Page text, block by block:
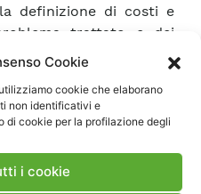
Cookie
cookie che elaborano
non identificativi e
di cookie per la profilazione degli
i cookie
definizione di costi e
trattato e dei
i risultati di calcolo.
sono stati analizzati
di tipici interventi di
Nei casi esaminati è
sono talvolta